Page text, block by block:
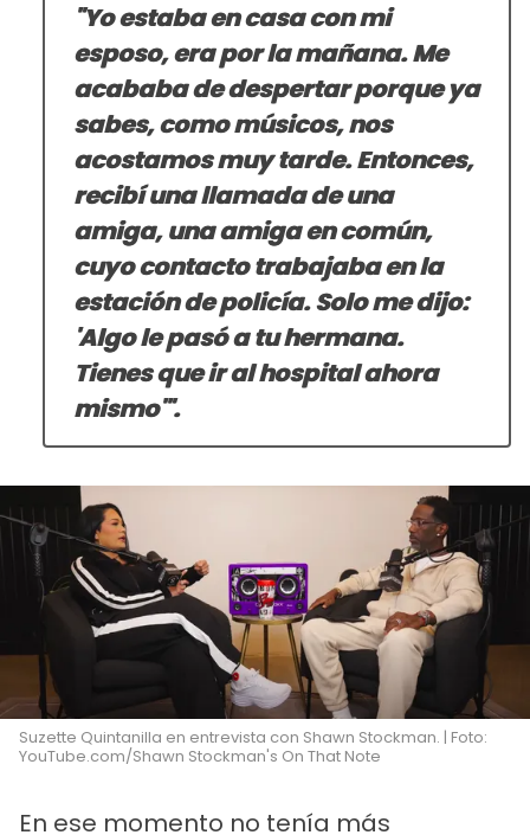
"Yo estaba en casa con mi
esposo, era por la mañana. Me
acababa de despertar porque ya
sabes, como músicos, nos
acostamos muy tarde. Entonces,
recibí una llamada de una
amiga, una amiga en común,
cuyo contacto trabajaba en la
estación de policía. Solo me dijo:
'Algo le pasó a tu hermana.
Tienes que ir al hospital ahora
mismo'".
Suzette Quintanilla en entrevista con Shawn Stockman. | Foto:
YouTube.com/Shawn Stockman's On That Note
En ese momento no tenía más